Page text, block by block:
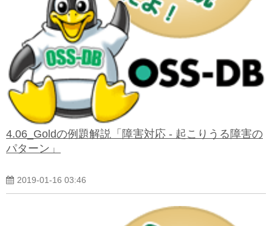
4.06_Goldの例題解説「障害対応 - 起こりうる障害の
パターン」
2019-01-16 03:46